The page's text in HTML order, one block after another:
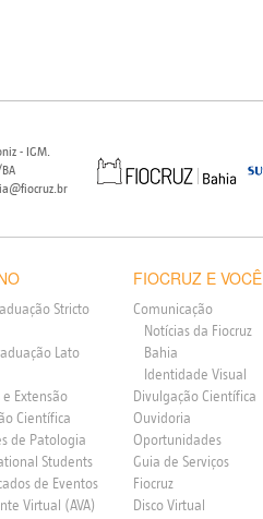
- IGM.
Stricto
Lato
e Extensão
Científica
de Patologia
Students
de Eventos
Virtual (AVA)
FIOCRUZ E VOCÊ
Comunicação
Notícias da Fiocruz
Bahia
Identidade Visual
Divulgação Científica
Ouvidoria
Oportunidades
Guia de Serviços
Fiocruz
Disco Virtual